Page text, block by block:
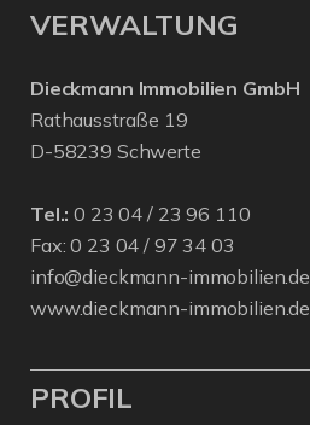
VERWALTUNG
Dieckmann Immobilien GmbH
Rathausstraße 19
D-58239 Schwerte
Tel.: 0 23 04 / 23 96 110
Fax: 0 23 04 / 97 34 03
info@dieckmann-immobilien.de
www.dieckmann-immobilien.de
PROFIL